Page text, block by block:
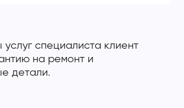
специалиста клиент
на ремонт и
детали.